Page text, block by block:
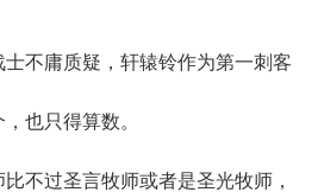
不庸质疑，轩辕铃作为第一刺客
也只得算数。
过圣言牧师或者是圣光牧师，